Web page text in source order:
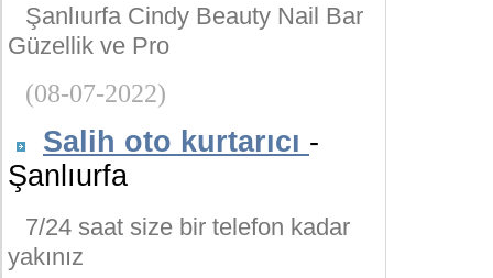
Şanlıurfa Cindy Beauty Nail Bar
Güzellik ve Pro
(08-07-2022)
Salih oto kurtarıcı -
Şanlıurfa
7/24 saat size bir telefon kadar
yakınız